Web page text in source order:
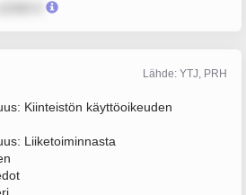
Lähde: YTJ, PRH
Kiinteistön käyttöoikeuden
Liiketoiminnasta